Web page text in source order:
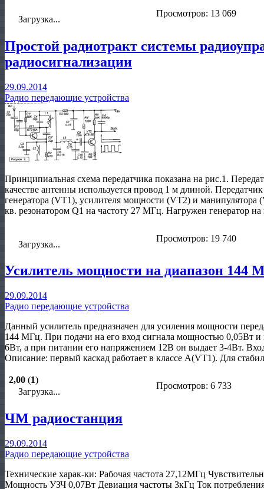
Загрузка...
Просмотров: 13 069
Простой радиотракт системы
радиосигнализации
29.09.2014
Радио передающие устройства
Принципиальная схема передатчика показана на рис.1.
качестве антенны используется провод 1 м длиной.
генератора (VT1), усилителя мощности (VT2) и манипулятора
кв. резонатором Q1 на частоту 27 МГц. Нагружен генератор
Загрузка...
Просмотров: 19 740
Усилитель мощности на диапазон 144
29.09.2014
Радио передающие устройства
Данный усилитель предназначен для усиления мощности
144 МГц. При подачи на его вход сигнала мощностью 0,05Вт
6Вт, а при питании его напряжением 12В он выдает 3-4Вт.
Описание: первый каскад работает в классе А(VT1). Для
2,00 (1)
Загрузка...
Просмотров: 6 733
ЧМ радиостанция
29.09.2014
Радио передающие устройства
Технические харак-ки: Рабочая частота 27,12МГц
Мощность УЗЧ 0,07Вт Девиация частоты 3кГц Ток